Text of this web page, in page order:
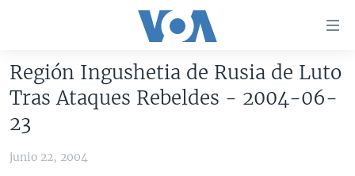
accesibilidad
contenido
Salte
AMÉRICA DEL NORTE
ELECCIONES EEUU 2024
Región Ingushetia de Rusia de Luto
Tras Ataques Rebeldes - 2004-06-
23
junio 22, 2004